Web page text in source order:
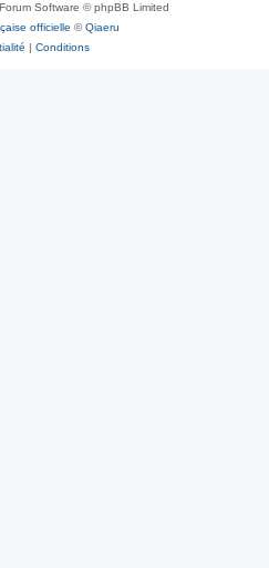
Software © phpBB Limited
officielle ©Qiaeru
| Conditions